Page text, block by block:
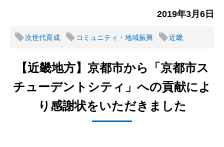
2019年3月6日
次世代育成 コミュニティ・地域振興 近畿
【近畿地方】京都市から「京都市ス
チューデントシティ」への貢献によ
り感謝状をいただきました